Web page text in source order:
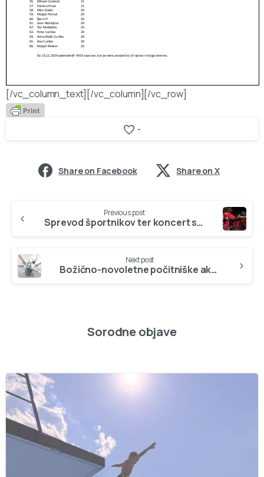
[/vc_column_text][/vc_column][/vc_row]
-
Share on Facebook Share on X
Reading
Previous post
Sprevod športnikov ter koncert skupine GUNI
Next post
Božično-novoletne počitniške aktivnosti
Sorodne objave